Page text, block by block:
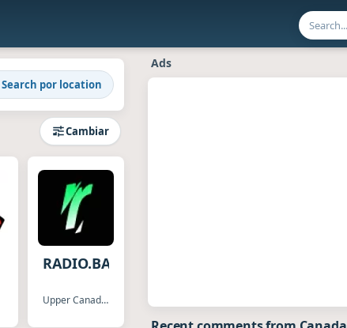
Search por location
Cambiar
RADIO.BAD
Upper Canada Village
Ads